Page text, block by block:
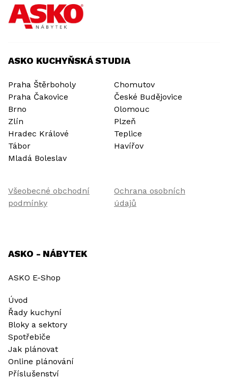
ASKO KUCHYŇSKÁ STUDIA
Praha Štěrboholy
Praha Čakovice
Brno
Zlín
Hradec Králové
Tábor
Mladá Boleslav
Chomutov
České Budějovice
Olomouc
Plzeň
Teplice
Havířov
Všeobecné obchodní
podmínky
Ochrana osobních
údajů
ASKO - NÁBYTEK
ASKO E-Shop
Úvod
Řady kuchyní
Bloky a sektory
Spotřebiče
Jak plánovat
Online plánování
Příslušenství